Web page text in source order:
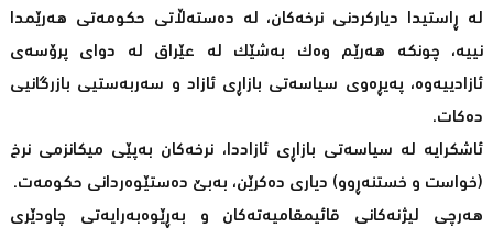
لە ڕاستیدا دیارکردنی نرخەکان، لە دەستەڵاتی حکومەتی هەرێمدا
نییە، چونکە هەرێم وەک بەشێک لە عێراق لە دوای پرۆسەی
ئازادییەوە، پەیڕەوی سیاسەتی بازاڕی ئازاد و سەربەستیی بازرگانیی
دەکات.
ئاشکرایە لە سیاسەتی بازاڕی ئازاددا، نرخەکان بەپێی میکانزمی نرخ
(خواست و خستنەڕوو) دیاری دەکرێن، بەبێ دەستێوەردانی حکومەت.
هەرچی لیژنەکانی قائیمقامیەتەکان و بەڕێوەبەرایەتی چاودێری